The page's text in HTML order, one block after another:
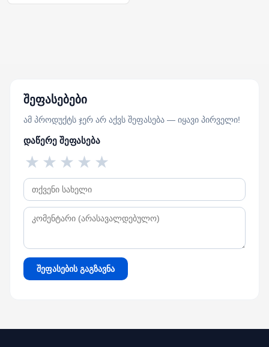
შეფასებები
ამ პროდუქტს ჯერ არ აქვს შეფასება — იყავი პირველი!
დაწერე შეფასება
★
★
★
★
★
შეფასების გაგზავნა